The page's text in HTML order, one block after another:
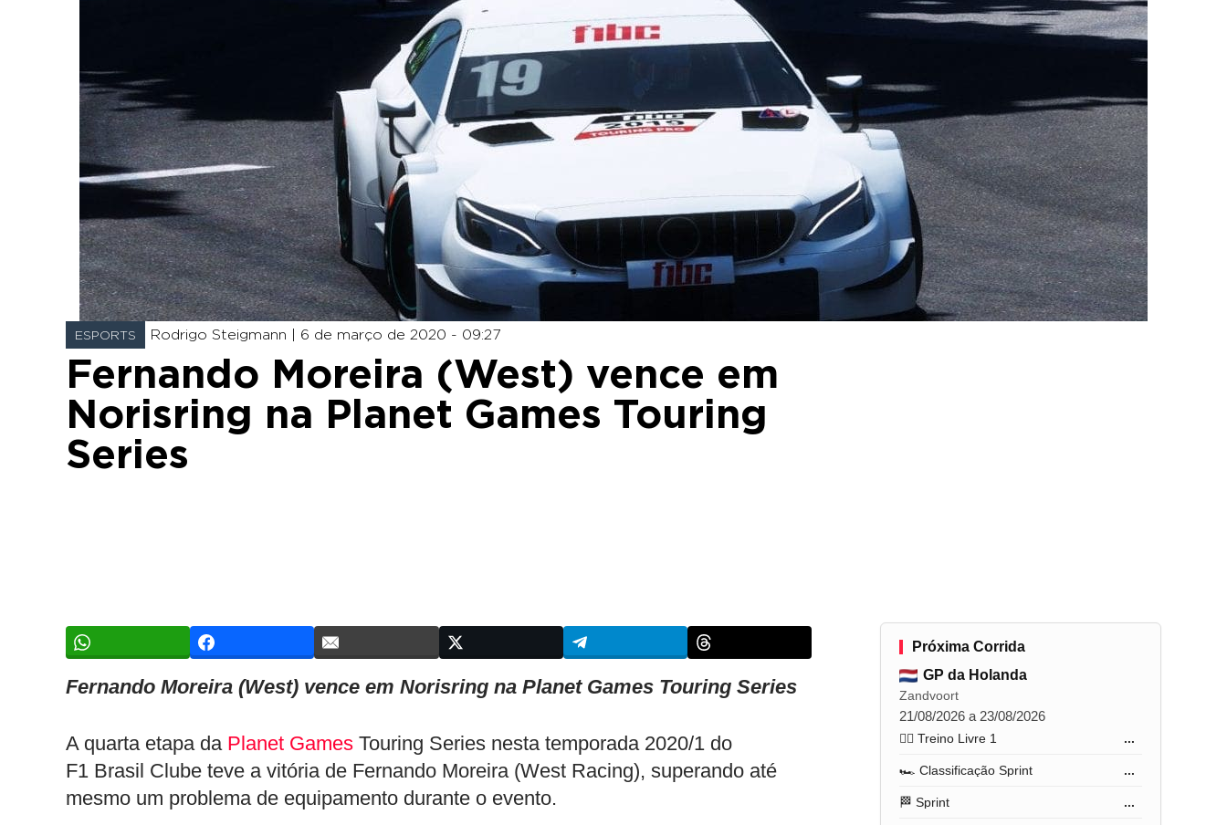
ESPORTS Rodrigo Steigmann | 6 de março de 2020 - 09:27
Fernando Moreira (West) vence em
Norisring na Planet Games Touring
Series
Fernando Moreira (West) vence em Norisring na Planet Games Touring Series
A quarta etapa da Planet Games Touring Series nesta temporada 2020/1 do
F1 Brasil Clube teve a vitória de Fernando Moreira (West Racing), superando até
mesmo um problema de equipamento durante o evento.
Próxima Corrida
GP da Holanda
Zandvoort
21/08/2026 a 23/08/2026
🏋️‍♂️ Treino Livre 1 ...
🏎️ Classificação Sprint ...
🏁 Sprint ...